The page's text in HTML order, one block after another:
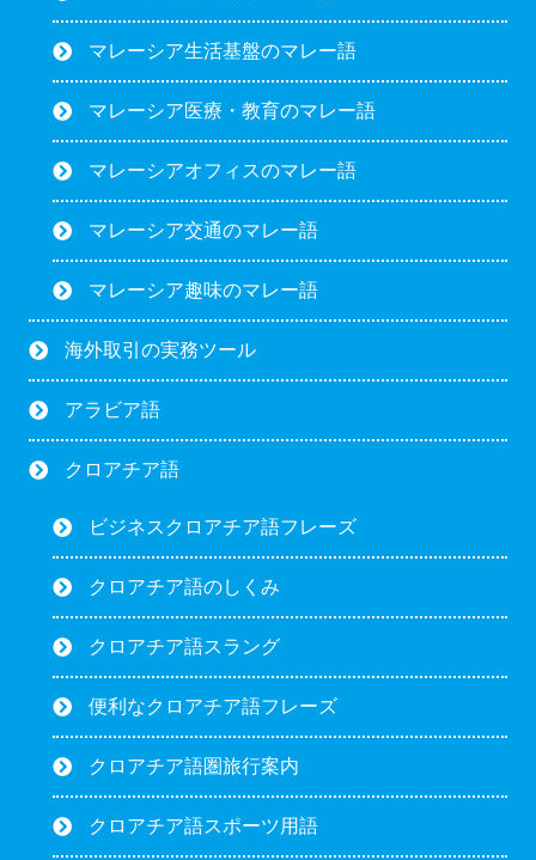
マレーシア生活基盤のマレー語
マレーシア医療・教育のマレー語
マレーシアオフィスのマレー語
マレーシア交通のマレー語
マレーシア趣味のマレー語
海外取引の実務ツール
アラビア語
クロアチア語
ビジネスクロアチア語フレーズ
クロアチア語のしくみ
クロアチア語スラング
便利なクロアチア語フレーズ
クロアチア語圏旅行案内
クロアチア語スポーツ用語